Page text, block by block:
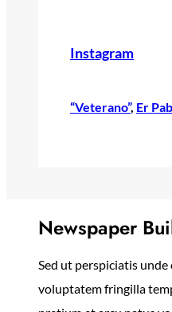
Instagram
“Veterano”, Er
Newspaper
Sed ut perspiciatis
voluptatem fringilla